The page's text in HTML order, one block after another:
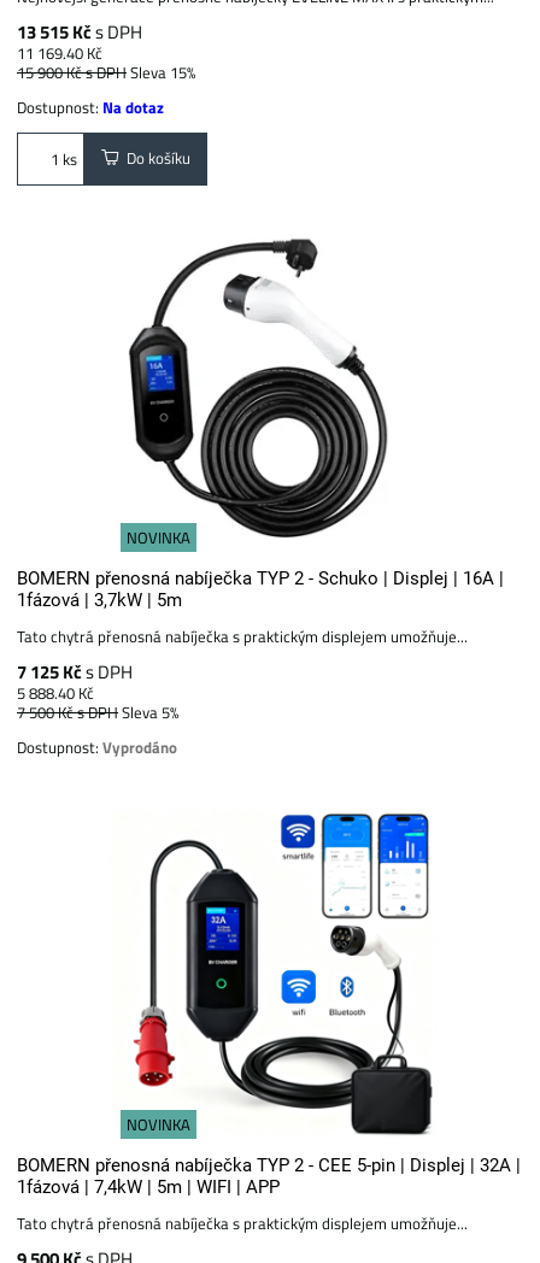
13 515 Kčs DPH
11 169.40 Kč
15 900 Kčs DPHSleva 15%
Dostupnost: Na dotaz
ks Do košíku
NOVINKA
BOMERN přenosná nabíječka TYP 2 - Schuko | Displej | 16A |
1fázová | 3,7kW | 5m
Tato chytrá přenosná nabíječka s praktickým displejem umožňuje...
7 125 Kčs DPH
5 888.40 Kč
7 500 Kčs DPHSleva 5%
Dostupnost:Vyprodáno
NOVINKA
BOMERN přenosná nabíječka TYP 2 - CEE 5-pin | Displej | 32A |
1fázová | 7,4kW | 5m | WIFI | APP
Tato chytrá přenosná nabíječka s praktickým displejem umožňuje...